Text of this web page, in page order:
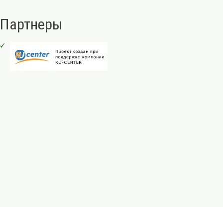
Партнеры